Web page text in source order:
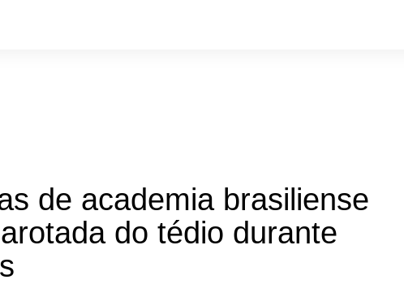
de academia brasiliense
do tédio durante